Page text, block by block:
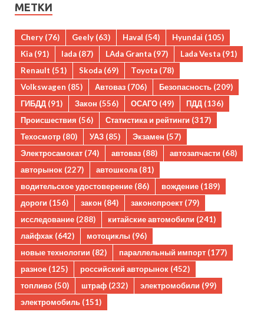
МЕТКИ
Chery (76) Geely (63) Haval (54) Hyundai (105)
Kia (91) lada (87) LAda Granta (97) Lada Vesta (91)
Renault (51) Skoda (69) Toyota (78)
Volkswagen (85) Автоваз (706) Безопасность (209)
ГИБДД (91) Закон (556) ОСАГО (49) ПДД (136)
Происшествия (56) Статистика и рейтинги (317)
Техосмотр (80) УАЗ (85) Экзамен (57)
Электросамокат (74) автоваз (88) автозапчасти (68)
авторынок (227) автошкола(81)
водительское удостоверение (86) вождение (189)
дороги (156) закон (84) законопроект (79)
исследование (288) китайские автомобили (241)
лайфхак (642) мотоциклы (96)
новые технологии (82) параллельный импорт (177)
разное (125) российский авторынок (452)
топливо (50) штраф (232) электромобили (99)
электромобиль (151)